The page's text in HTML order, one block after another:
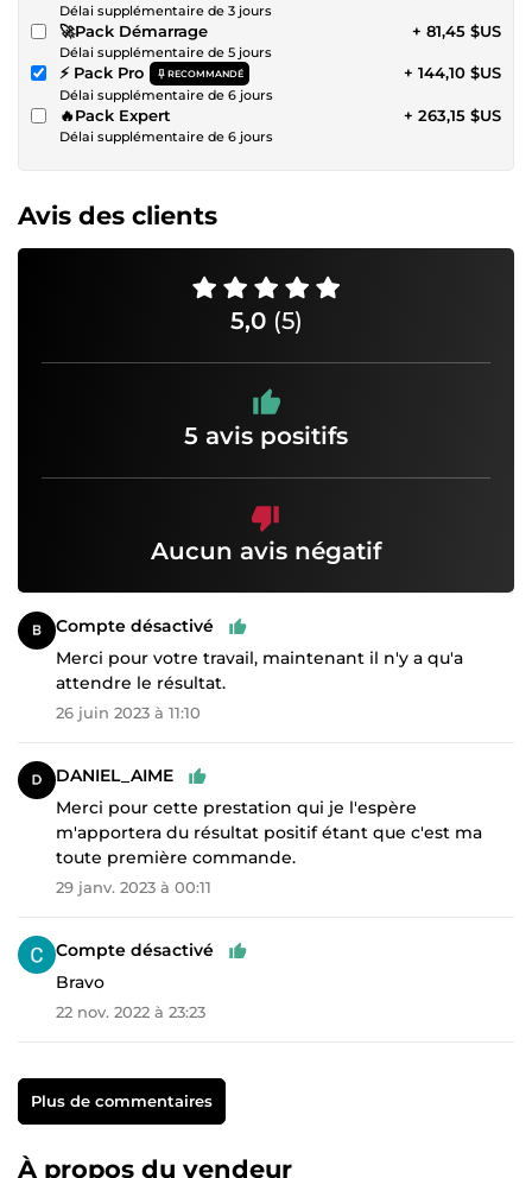
Délai supplémentaire de 3 jours
🚀Pack Démarrage
Délai supplémentaire de 5 jours
+ 81,45 $US
⚡ Pack Pro RECOMMANDÉ
Délai supplémentaire de 6 jours
+ 144,10 $US
🔥Pack Expert
Délai supplémentaire de 6 jours
+ 263,15 $US
Avis des clients
5,0 (5)
5 avis positifs
Aucun avis négatif
Compte désactivé
Merci pour votre travail, maintenant il n'y a qu'a
attendre le résultat.
26 juin 2023 à 11:10
DANIEL_AIME
Merci pour cette prestation qui je l'espère
m'apportera du résultat positif étant que c'est ma
toute première commande.
29 janv. 2023 à 00:11
Compte désactivé
Bravo
22 nov. 2022 à 23:23
Plus de commentaires
À propos du vendeur